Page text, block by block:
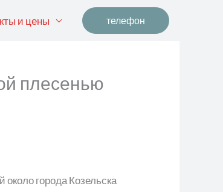
и цены телефон
плесенью
города Козельска